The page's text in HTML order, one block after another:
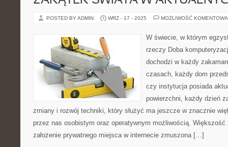
POSTED BY ADMIN WRZ - 17 - 2025 MOŻLIWOŚĆ
W świecie, w którym
rzeczy Doba
dochodzi w każdy
czasach, każdy dom
czy instytucja posiada
powierzchni, każdy dzień
zmiany i rozwój techniki, który służyć ma jeszcze w znacznie
przez nas osobistym oraz operatywnym możliwością.
założenie prywatnego miejsca w internecie zmuszona […]